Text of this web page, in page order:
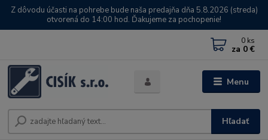
Z dôvodu účasti na pohrebe bude naša predajňa dňa 5.8.2026 (streda)
otvorená do 14:00 hod. Ďakujeme za pochopenie!
Menu
Hľadať
0 ks
za 0 €